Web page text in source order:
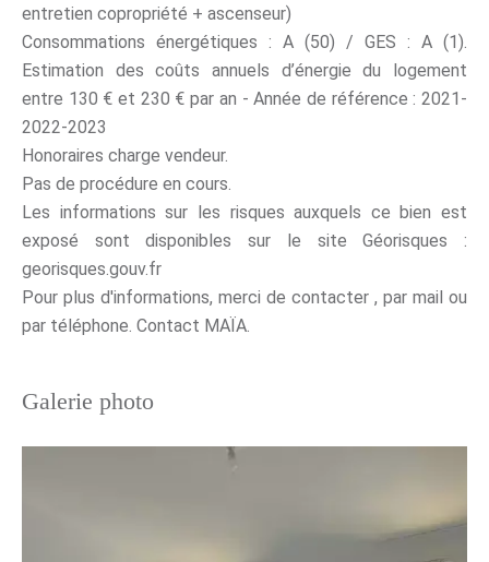
entretien copropriété + ascenseur)
Consommations énergétiques : A (50) / GES : A (1).
Estimation des coûts annuels d’énergie du logement
entre 130 € et 230 € par an - Année de référence : 2021-
2022-2023
Honoraires charge vendeur.
Pas de procédure en cours.
Les informations sur les risques auxquels ce bien est
exposé sont disponibles sur le site Géorisques :
georisques.gouv.fr
Pour plus d'informations, merci de contacter , par mail ou
par téléphone. Contact MAÏA.
Galerie photo